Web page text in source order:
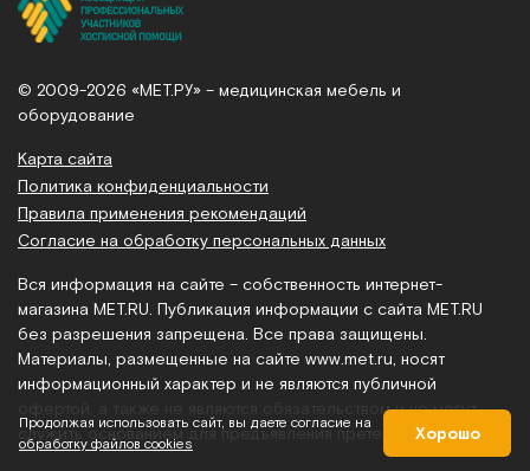
© 2009-2026 «МЕТ.РУ» – медицинская мебель и
оборудование
Карта сайта
Политика конфиденциальности
Правила применения рекомендаций
Согласие на обработку персональных данных
Вся информация на сайте – собственность интернет-
магазина MET.RU. Публикация информации с сайта MET.RU
без разрешения запрещена. Все права защищены.
Материалы, размещенные на сайте www.met.ru , носят
информационный характер и не являются публичной
офертой, а также не являются обязательством и не могут
служить основанием для предъявления претензий.
Продолжая использовать сайт, вы даете согласие на
обработку файлов cookies
Хорошо